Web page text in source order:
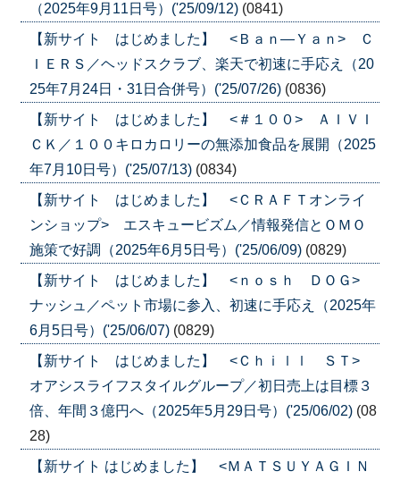
（2025年9月11日号）('25/09/12) (0841)
【新サイト はじめました】 <Ｂａｎ―Ｙａｎ> Ｃ
ＩＥＲＳ／ヘッドスクラブ、楽天で初速に手応え（20
25年7月24日・31日合併号）('25/07/26) (0836)
【新サイト はじめました】 <＃１００> ＡＩＶＩ
ＣＫ／１００キロカロリーの無添加食品を展開（2025
年7月10日号）('25/07/13) (0834)
【新サイト はじめました】 <ＣＲＡＦＴオンライ
ンショップ> エスキュービズム／情報発信とＯＭＯ
施策で好調（2025年6月5日号）('25/06/09) (0829)
【新サイト はじめました】 <ｎｏｓｈ ＤＯＧ>
ナッシュ／ペット市場に参入、初速に手応え（2025年
6月5日号）('25/06/07) (0829)
【新サイト はじめました】 <Ｃｈｉｌｌ ＳＴ>
オアシスライフスタイルグループ／初日売上は目標３
倍、年間３億円へ（2025年5月29日号）('25/06/02) (08
28)
【新サイト はじめました】 <ＭＡＴＳＵＹＡＧＩＮ